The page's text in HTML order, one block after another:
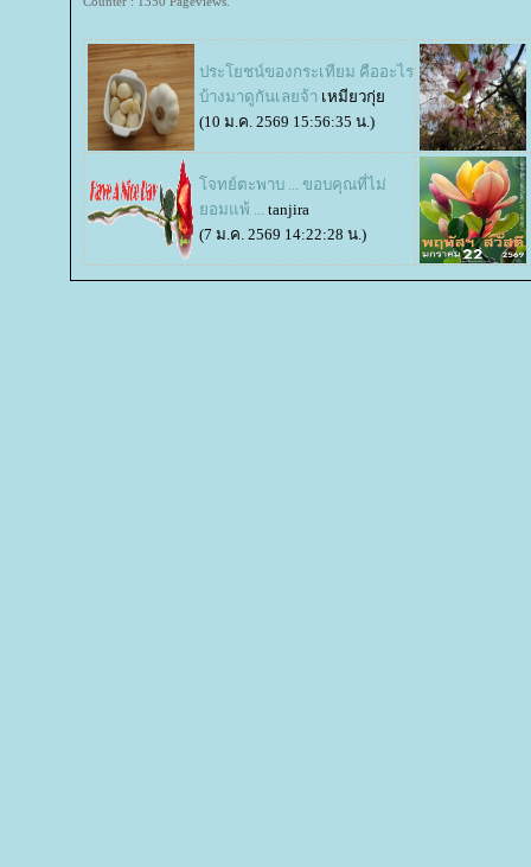
ประโยชน์ของกระเทียม คืออะไร
บ้างมาดูกันเลยจ้า เหมียวกุ่
(10 ม.ค. 2569 15:56:35 น.)
จทย์ตะพาบ ... ขอบคุณที่ไม่
อมแพ้ ... tanjira
(7 ม.ค. 2569 14:22:28 น.)